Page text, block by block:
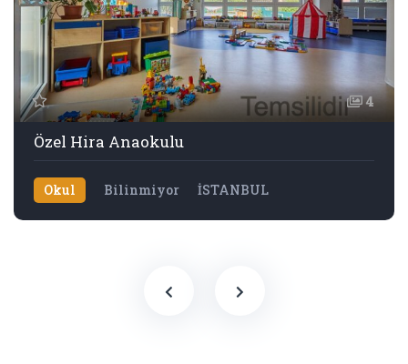
4
Özel Hira Anaokulu
Okul Bilinmiyor İSTANBUL